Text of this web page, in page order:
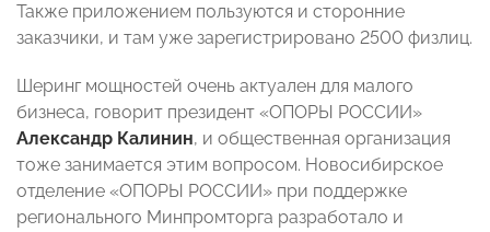
Также приложением пользуются и сторонние
заказчики, и там уже зарегистрировано 2500 физлиц.
Шеринг мощностей очень актуален для малого
бизнеса, говорит президент «ОПОРЫ РОССИИ»
Александр Калинин, и общественная организация
тоже занимается этим вопросом. Новосибирское
отделение «ОПОРЫ РОССИИ» при поддержке
регионального Минпромторга разработало и